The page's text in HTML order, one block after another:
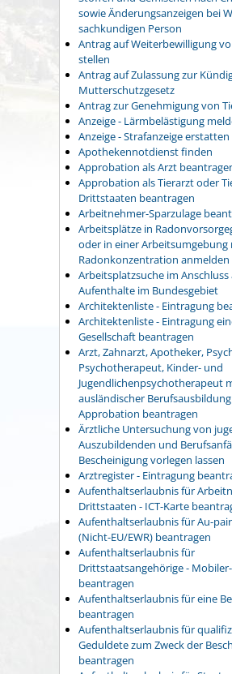
sowie Änderungsanzeigen bei
sachkundigen Person
Antrag auf Weiterbewilligung
stellen
Antrag auf Zulassung zur
Mutterschutzgesetz
Antrag zur Genehmigung von
Anzeige - Lärmbelästigung
Anzeige - Strafanzeige erstatten
Apothekennotdienst finden
Approbation als Arzt
Approbation als Tierarzt oder
Drittstaaten beantragen
Arbeitnehmer-Sparzulage
Arbeitsplätze in
oder in einer
Radonkonzentration anmelden
Arbeitsplatzsuche im Anschluss
Aufenthalte im Bundesgebiet
Architektenliste - Eintragung
Architektenliste - Eintragung
Gesellschaft beantragen
Arzt, Zahnarzt, Apotheker,
Psychotherapeut, Kinder- und
Jugendlichenpsychotherapeut
ausländischer Berufsausbildung
Approbation beantragen
Ärztliche Untersuchung von
Auszubildenden und
Bescheinigung vorlegen lassen
Arztregister - Eintragung
Aufenthaltserlaubnis für
Drittstaaten - ICT-Karte
Aufenthaltserlaubnis für Au-
(Nicht-EU/EWR) beantragen
Aufenthaltserlaubnis für
Drittstaatsangehörige -
beantragen
Aufenthaltserlaubnis für eine
beantragen
Aufenthaltserlaubnis für
Geduldete zum Zweck der
beantragen